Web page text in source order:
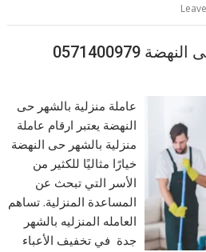
0571400979
عاملة منزلية بالشهر حى
النهضة يعتبر ارقام عاملة
منزلية بالشهر حى النهضة
خيارًا مثاليًا للكثير من
الأسر التي تبحث عن
المساعدة المنزلية. تساهم
العامله المنزليه بالشهر
جدة في تخفيف الأعباء